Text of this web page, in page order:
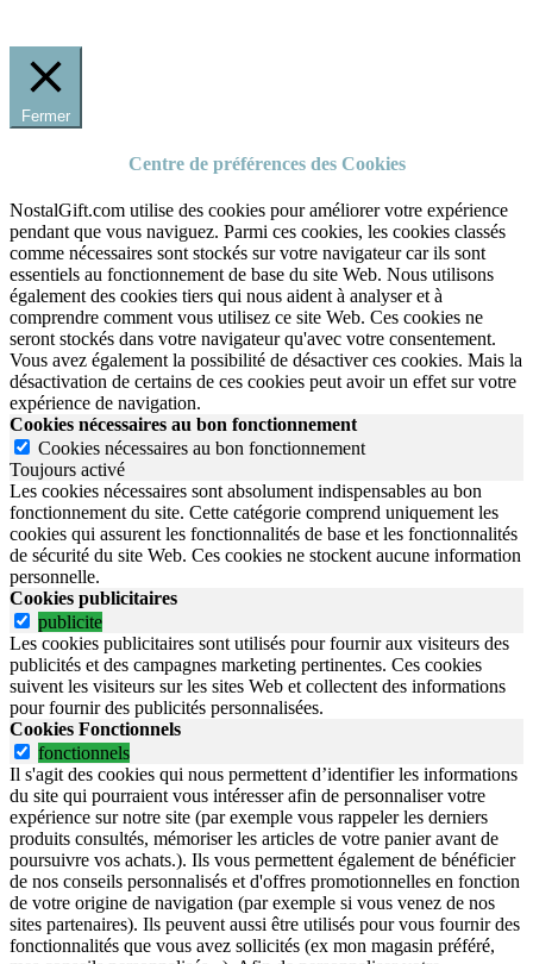
Fermer
Centre de préférences des Cookies
NostalGift.com utilise des cookies pour améliorer votre expérience
pendant que vous naviguez. Parmi ces cookies, les cookies classés
comme nécessaires sont stockés sur votre navigateur car ils sont
essentiels au fonctionnement de base du site Web. Nous utilisons
également des cookies tiers qui nous aident à analyser et à
comprendre comment vous utilisez ce site Web. Ces cookies ne
seront stockés dans votre navigateur qu'avec votre consentement.
Vous avez également la possibilité de désactiver ces cookies. Mais la
désactivation de certains de ces cookies peut avoir un effet sur votre
expérience de navigation.
Cookies nécessaires au bon fonctionnement
Cookies nécessaires au bon fonctionnement
Toujours activé
Les cookies nécessaires sont absolument indispensables au bon
fonctionnement du site. Cette catégorie comprend uniquement les
cookies qui assurent les fonctionnalités de base et les fonctionnalités
de sécurité du site Web. Ces cookies ne stockent aucune information
personnelle.
Cookies publicitaires
publicite
Les cookies publicitaires sont utilisés pour fournir aux visiteurs des
publicités et des campagnes marketing pertinentes. Ces cookies
suivent les visiteurs sur les sites Web et collectent des informations
pour fournir des publicités personnalisées.
Cookies Fonctionnels
fonctionnels
Il s'agit des cookies qui nous permettent d’identifier les informations
du site qui pourraient vous intéresser afin de personnaliser votre
expérience sur notre site (par exemple vous rappeler les derniers
produits consultés, mémoriser les articles de votre panier avant de
poursuivre vos achats.). Ils vous permettent également de bénéficier
de nos conseils personnalisés et d'offres promotionnelles en fonction
de votre origine de navigation (par exemple si vous venez de nos
sites partenaires). Ils peuvent aussi être utilisés pour vous fournir des
fonctionnalités que vous avez sollicités (ex mon magasin préféré,